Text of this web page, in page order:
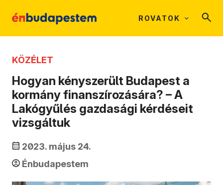
ROVATOK
KÖZÉLET
Hogyan kényszerült Budapest a
kormány finanszírozására? – A
Lakógyűlés gazdasági kérdéseit
vizsgáltuk
2023. május 24.
Énbudapestem